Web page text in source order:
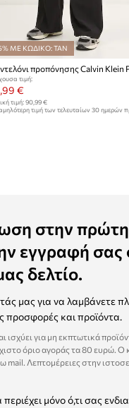
ΜΕ ΚΩΔΙΚΟ: TAN
τιμή:
€
τιμή:90,99 €
τιμή των τελευταίων 30 ημερών
στην
εγγραφή σας
δελτίο.
μας για να λαμβάνετε
προσφορές και προϊόντα.
για μη εκπτωτικά
όριο αγοράς τα 80 ευρώ. Ο
mail. Λεπτομέρειες στην
μόνο ό,τι σας